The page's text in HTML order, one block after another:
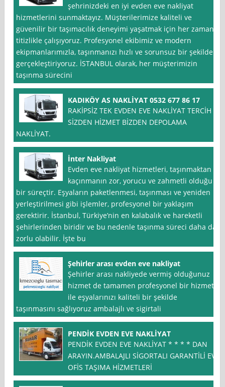
şehrinizdeki en iyi evden eve nakliyat
hizmetlerini sunmaktayız. Müşterilerimize kaliteli ve
güvenilir bir taşımacılık deneyimi yaşatmak için her zaman
titizlikle çalışıyoruz. Profesyonel ekibimiz ve modern
ekipmanlarımızla, taşınmanızı hızlı ve sorunsuz bir şekilde
gerçekleştiriyoruz. İSTANBUL olarak, her müşterimizin
taşınma sürecini
KADIKÖY AS NAKLİYAT 0532 677 86 17
RAKİPSİZ TEK EVDEN EVE NAKLİYAT TERCİH
SİZDEN HİZMET BİZDEN DEPOLAMA
NAKLİYAT.
İnter Nakliyat
Evden eve nakliyat hizmetleri, taşınmaktan
kaçınmanın zor, yorucu ve zahmetli olduğu
bir süreçtir. Eşyaların paketlenmesi, taşınması ve yeniden
yerleştirilmesi gibi işlemler, profesyonel bir yaklaşım
gerektirir. İstanbul, Türkiye’nin en kalabalık ve hareketli
şehirlerinden biridir ve bu nedenle taşınma süreci daha da
zorlu olabilir. İşte bu
Şehirler arası evden eve nakliyat
Şehirler arası nakliyede vermiş olduğunuz
hizmet de tamamen profesyonel bir hizmet
ile eşyalarınızı kaliteli bir şekilde
taşınmasını sağlıyoruz ambalajlı ve sigirtali
PENDİK EVDEN EVE NAKLİYAT
PENDİK EVDEN EVE NAKLİYAT * * * * DAN
ARAYIN.AMBALAJLI SİGORTALI GARANTİLİ EV
OFİS TAŞIMA HİZMETLERİ